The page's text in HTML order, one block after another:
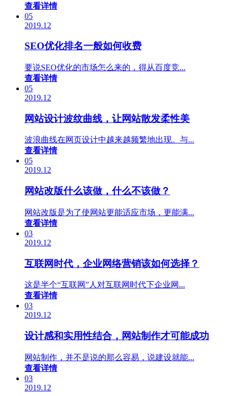
查看详情
05
2019.12
SEO优化排名一般如何收费
要说SEO优化的市场怎么来的，得从百度竞...
查看详情
05
2019.12
网站设计波纹曲线，让网站散发柔性美
波浪曲线在网页设计中越来越频繁地出现。与...
查看详情
05
2019.12
网站改版什么该做，什么不该做？
网站改版是为了使网站更能适应市场，更能满...
查看详情
03
2019.12
互联网时代，企业网络营销该如何选择？
这是半个“互联网”人对互联网时代下企业网...
查看详情
03
2019.12
设计感和实用性结合，网站制作才可能成功
网站制作，并不是说的那么容易，说建设就能...
查看详情
03
2019.12